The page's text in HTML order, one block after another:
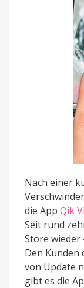
Nach einer
die App Qik
Seit rund
Store wieder
Den Kunden
von Update
gibt es die